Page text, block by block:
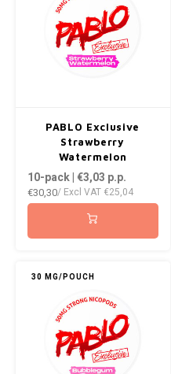
PABLO Exclusive
Strawberry
Watermelon
10-pack | €3,03 p.p.
€30,30/ Excl VAT €25,04
30 MG/POUCH